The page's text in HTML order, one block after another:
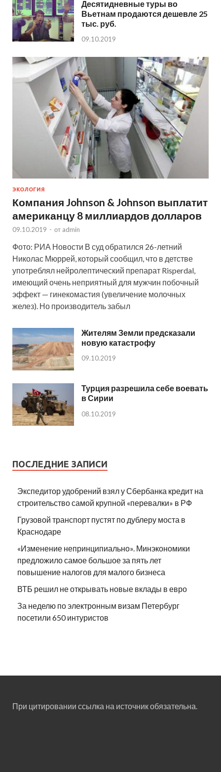
Десятидневные туры во
Вьетнам продаются дешевле 25
тыс. руб.
09.10.2019
ЭКОЛОГИЯ
Компания Johnson & Johnson выплатит
американцу 8 миллиардов долларов
09.10.2019 - от admin
Фото: РИА Новости В суд обратился 26-летний
Николас Мюррей, который сообщил, что в детстве
употреблял нейролептический препарат Risperdal,
имеющий очень неприятный для мужчин побочный
эффект — гинекомастия (увеличение молочных
желез). Но производитель забыл
Жителям Земли предсказали
новую катастрофу
09.10.2019
Турция разрешила себе воевать
в Сирии
08.10.2019
ПОСЛЕДНИЕ ЗАПИСИ
Экспедитор удобрений взял у Сбербанка кредит на
строительство самой крупной «перевалки» в РФ
Грузовой транспорт пустят по дублеру моста в
Краснодаре
«Изменение непринципиально». Минэкономики
предложило самое большое за пять лет
повышение налогов для малого бизнеса
ВТБ решил не открывать новые вклады в евро
За неделю по электронным визам Петербург
посетили 650 интуристов
При цитировании ссылка на источник обязательна.